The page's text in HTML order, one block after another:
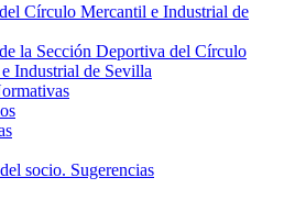
Círculo Mercantil e Industrial de
la Sección Deportiva del Círculo
Industrial de Sevilla
socio. Sugerencias